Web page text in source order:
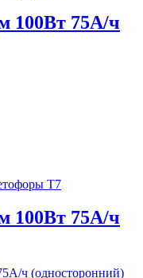
100Вт 75А/ч
Т7
100Вт 75А/ч